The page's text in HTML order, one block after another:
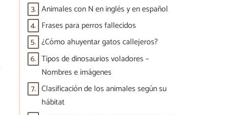
3. Animales con N en inglés y en español
4. Frases para perros fallecidos
5. ¿Cómo ahuyentar gatos callejeros?
6. Tipos de dinosaurios voladores –
Nombres e imágenes
7. Clasificación de los animales según su
hábitat